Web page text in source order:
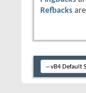
Refbacks are